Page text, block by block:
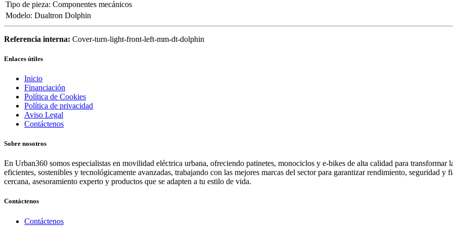
Tipo de pieza: Componentes mecánicos
Modelo: Dualtron Dolphin
Referencia interna: Cover-turn-light-front-left-mm-dt-dolphin
Enlaces útiles
Inicio
Financiación
Política de Cookies
Política de privacidad
Aviso Legal
Contáctenos
Sobre nosotros
En Urban360 somos especialistas en movilidad eléctrica urbana, ofreciendo patinetes, monociclos y e-bikes de alta calidad para
eficientes, sostenibles y tecnológicamente avanzadas, trabajando con las mejores marcas del sector para garantizar rendimiento, seguridad
cercana, asesoramiento experto y productos que se adapten a tu estilo de vida.
Contáctenos
Contáctenos